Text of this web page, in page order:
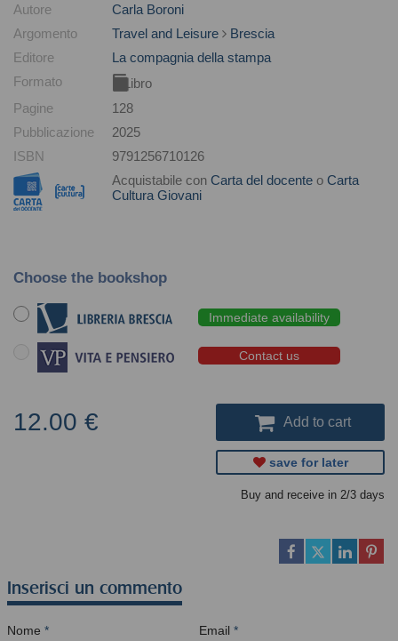
Autore
Carla Boroni
Argomento
Travel and Leisure
Brescia
Editore
La compagnia della stampa
Formato
Libro
Pagine
128
Pubblicazione
2025
ISBN
9791256710126
Acquistabile con Carta del docente o Carta
Cultura Giovani
Choose the bookshop
Immediate availability
Contact us
12.00 € Add to cart
save for later
Buy and receive in 2/3 days
Inserisci un commento
Nome * Email *